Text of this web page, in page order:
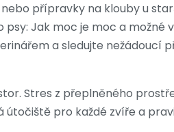
přípravky na klouby u
Jak moc je moc a možné
a sledujte nežádoucí
Stres z přeplněného
pro každé zvíře a